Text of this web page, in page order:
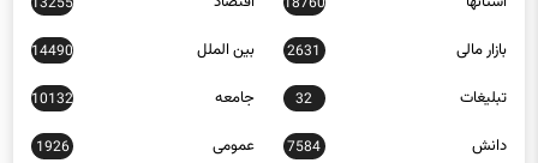
بازار مالی 2631 بین الملل 14490
تبلیغات 32 جامعه 10132
دانش 7584 عمومی 1926
فناوری اطلاعات فیلم